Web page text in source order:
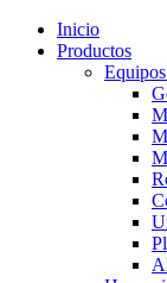
Inicio
Productos